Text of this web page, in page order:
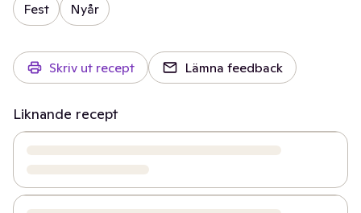
Fest Nyår
Skriv ut recept Lämna feedback
Liknande recept